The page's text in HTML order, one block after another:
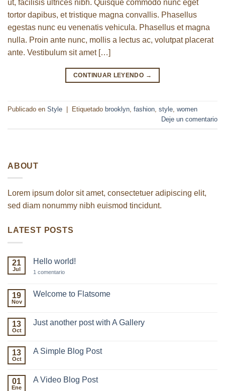
ut, facilisis ultrices nibh. Quisque commodo nunc eget
tortor dapibus, et tristique magna convallis. Phasellus
egestas nunc eu venenatis vehicula. Phasellus et magna
nulla. Proin ante nunc, mollis a lectus ac, volutpat placerat
ante. Vestibulum sit amet […]
CONTINUAR LEYENDO →
Publicado en Style Etiquetado brooklyn, fashion, style, women
Deje un comentario
ABOUT
Lorem ipsum dolor sit amet, consectetuer adipiscing elit,
sed diam nonummy nibh euismod tincidunt.
LATEST POSTS
21
Jul
Hello world!
1 comentarioen
19
Nov
Welcome to Flatsome
en
13
Oct
Just another post with A Gallery
en
with
A
13
Oct
A Simple Blog Post
en
01
Ene
A Video Blog Post